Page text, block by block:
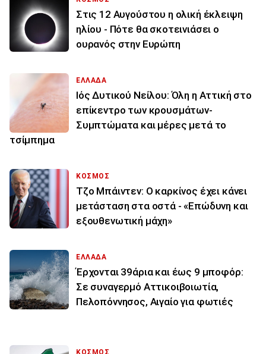
Στις 12 Αυγούστου η ολική έκλειψη
ηλίου - Πότε θα σκοτεινιάσει ο
ουρανός στην Ευρώπη
ΕΛΛΑΔΑ
Ιός Δυτικού Νείλου: Όλη η Αττική στο
επίκεντρο των κρουσμάτων-
Συμπτώματα και μέρες μετά το
τσίμπημα
ΚΟΣΜΟΣ
Τζο Μπάιντεν: Ο καρκίνος έχει κάνει
μετάσταση στα οστά - «Επώδυνη και
εξουθενωτική μάχη»
ΕΛΛΑΔΑ
Έρχονται 39άρια και έως 9 μποφόρ:
Σε συναγερμό Αττικοιβοιωτία,
Πελοπόννησος, Αιγαίο για φωτιές